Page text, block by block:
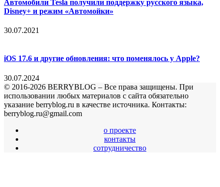
Автомобили Tesla получили поддержку русского языка,
Disney+ и режим «Автомойки»
30.07.2021
iOS 17.6 и другие обновления: что поменялось у Apple?
30.07.2024
© 2016-2026 BERRYBLOG – Все права защищены. При
использовании любых материалов с сайта обязательно
указание berryblog.ru в качестве источника. Контакты:
berryblog.ru@gmail.com
о проекте
контакты
сотрудничество